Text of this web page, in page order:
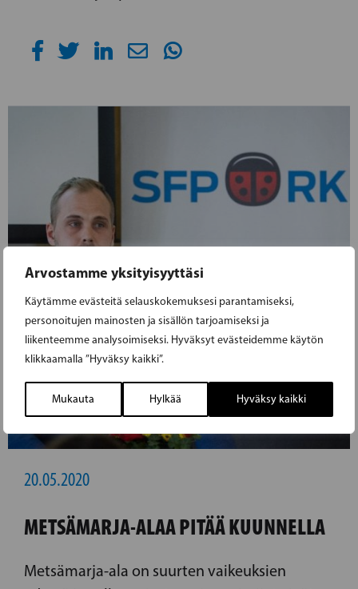
Arvostamme yksityisyyttäsi
Käytämme evästeitä selauskokemuksesi parantamiseksi,
personoitujen mainosten ja sisällön tarjoamiseksi ja
liikenteemme analysoimiseksi. Hyväksyt evästeidemme käytön
klikkaamalla ”Hyväksy kaikki”.
Mukauta Hylkää Hyväksy kaikki
20.05.2020
METSÄMARJA-ALAA PITÄÄ KUUNNELLA
Metsämarja-ala on suurten vaikeuksien